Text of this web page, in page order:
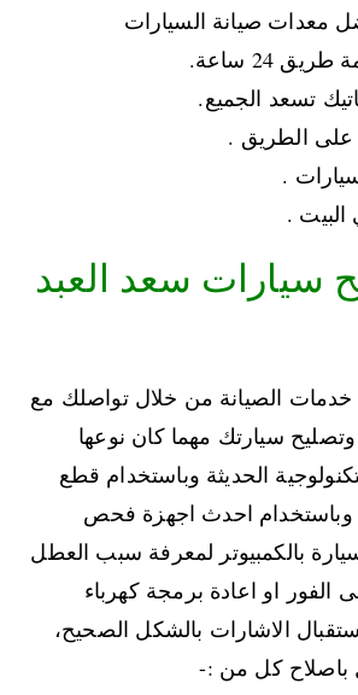
معدات صيانة السيارات
24 ساعة.
تسعد الجميع.
على الطريق .
.
.
سيارات سعد العبد
الصيانة من خلال تواصلك مع
سيارتك مهما كان نوعها
الحديثة وباستخدام قطع
وباستخدام احدث اجهزة فحص
بالكمبيوتر لمعرفة سبب العطل
الفور او اعادة برمجة كهرباء
الاشارات بالشكل الصحيح،
باصلاح كل من :-